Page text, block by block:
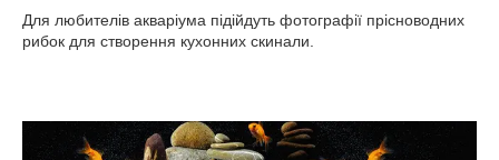
Для любителів акваріума підійдуть фотографії прісноводних
рибок для створення кухонних скинали.